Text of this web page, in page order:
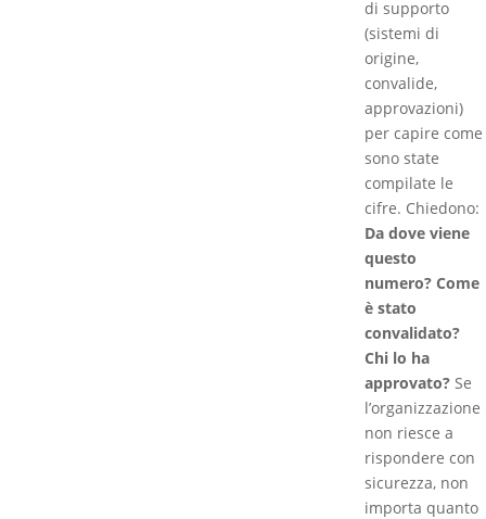
di supporto
(sistemi di
origine,
convalide,
approvazioni)
per capire come
sono state
compilate le
cifre. Chiedono:
Da dove viene
questo
numero? Come
è stato
convalidato?
Chi lo ha
approvato? Se
l’organizzazione
non riesce a
rispondere con
sicurezza, non
importa quanto